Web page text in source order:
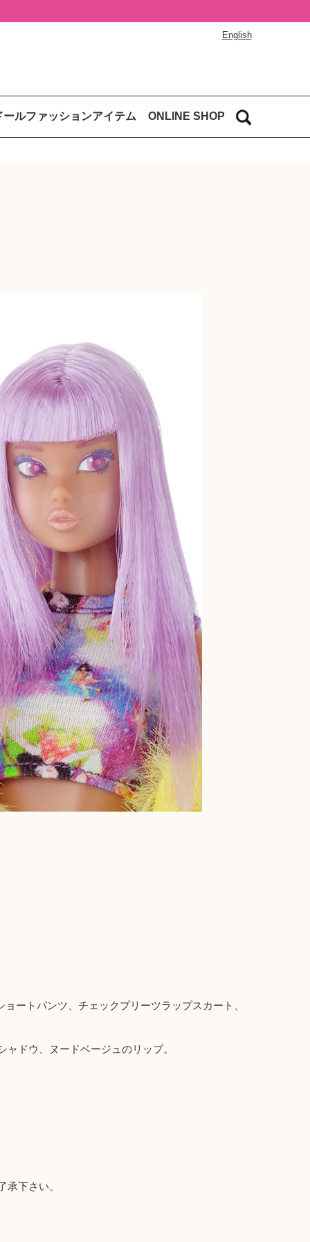
English
ールファッションアイテム ONLINE SHOP
ートパンツ、チェックプリーツラップスカート、
ドウ、ヌードベージュのリップ。
下さい。